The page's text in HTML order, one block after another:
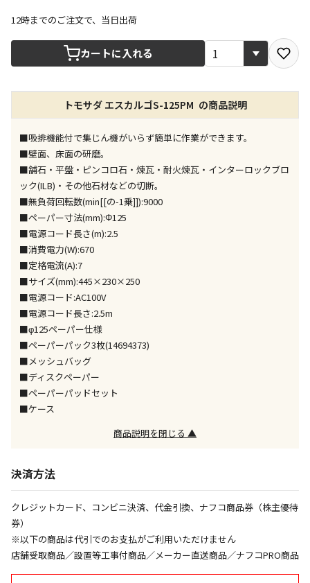
宅配や店舗受取を選択できる商品です
店舗のみで受取できる商品です（宅配便でのお届けが
できません）
※同時購入の商品は、全て同じ店舗での受取となりま
す
特定の店舗のみで受取ができる商品です（宅配便での
お届けができません）
※同時購入の商品は、全て同じ店舗での受取となりま
す
委託業者によりお届けする商品です
※ほか商品との同時購入はできません。お手数です
が、ご購入手続きを分けてお買い求めください
※支払い方法の代金引換は選択できません。
※電話注文はできません。
宅配のみでお届けする商品です（店舗受取は選択でき
ません）
※「宅配・店舗受取」「宅配のみ」マークの商品のみ
同時購入が可能です
午前9時までのご注文確定した商品については、当日に
出荷いたします。
また、日曜・祝日や年末年始などの長期休業期間中
お見積商品です。金額・施工日はお打ち合わせの上、
決定となります。
12時までのご注文で、当日出荷
カートに入れる
トモサダ エスカルゴS-125PM の商品説明
■吸排機能付で集じん機がいらず簡単に作業ができます。
■壁面、床面の研磨。
■舗石・平盤・ピンコロ石・煉瓦・耐火煉瓦・インターロックブロ
ック(ILB)・その他石材などの切断。
■無負荷回転数(min[[の-1乗]]):9000
■ペーパー寸法(mm):Φ125
■電源コード長さ(m):2.5
■消費電力(W):670
■定格電流(A):7
■サイズ(mm):445×230×250
■電源コード:AC100V
■電源コード長さ:2.5m
■φ125ペーパー仕様
■ペーパーパック3枚(14694373)
■メッシュバッグ
■ディスクペーパー
■ペーパーパッドセット
■ケース
商品説明を閉じる ▲
決済方法
クレジットカード、コンビニ決済、代金引換、ナフコ商品券（株主優待
券）
※以下の商品は代引でのお支払がご利用いただけません
店舗受取商品／設置等工事付商品／メーカー直送商品／ナフコPRO商品